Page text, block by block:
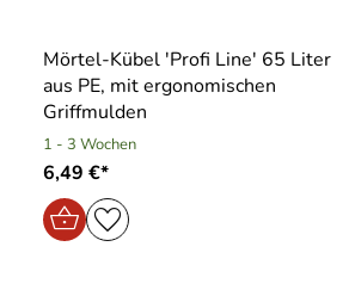
Mörtel-Kübel ′Profi Line′ 65 Liter
aus PE, mit ergonomischen
Griffmulden
1 - 3 Wochen
6,49 €*